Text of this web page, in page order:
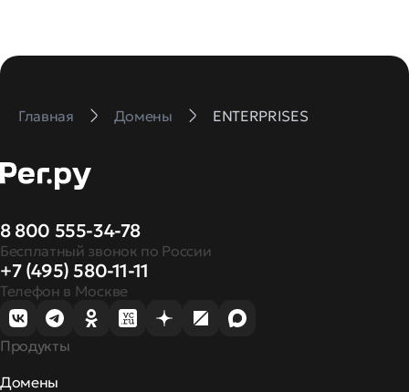
Главная Домены ENTERPRISES
8 800 555-34-78
Бесплатный звонок по России
+7 (495) 580-11-11
Телефон в Москве
Продукты
Домены